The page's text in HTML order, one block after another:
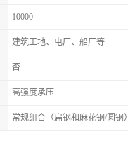
10000
建筑工地、电厂、船厂等
否
高强度承压
常规组合（扁钢和麻花钢/圆钢）